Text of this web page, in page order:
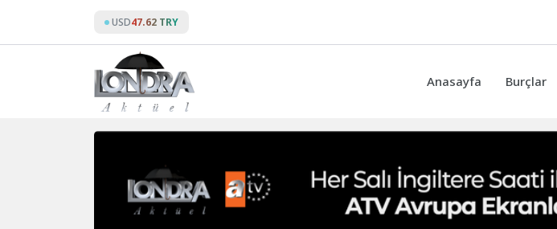
content
USD47.62 TRY
Anasayfa Burçlar